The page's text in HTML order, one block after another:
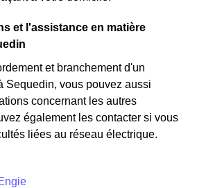
et l'assistance en matière
et branchement d'un
Sequedin, vous pouvez aussi
concernant les autres
également les contacter si vous
liées au réseau électrique.